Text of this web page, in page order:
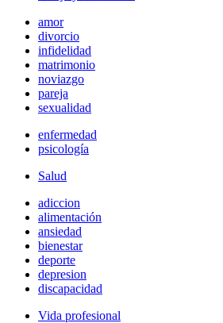
amor
divorcio
infidelidad
matrimonio
noviazgo
pareja
sexualidad
enfermedad
psicología
Salud
adiccion
alimentación
ansiedad
bienestar
deporte
depresion
discapacidad
Vida profesional